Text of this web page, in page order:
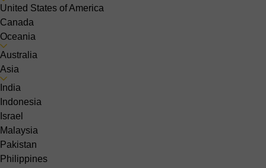
United States of America
Canada
Oceania
Australia
Asia
India
Indonesia
Israel
Malaysia
Pakistan
Philippines